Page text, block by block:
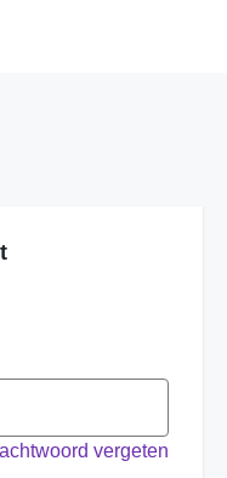
vergeten